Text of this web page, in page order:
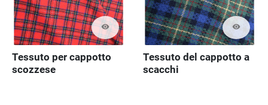
visibility
Tessuto per cappotto
scozzese
visibility
Tessuto del cappotto a
scacchi